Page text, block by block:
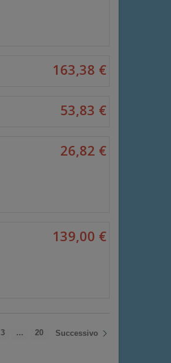
163,38 €
53,83 €
26,82 €
139,00 €
3 ... 20 Successivo